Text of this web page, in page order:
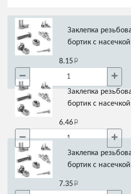
Заклепка
бортик с
8.15
Заклепка
бортик с
6.46
Заклепка
бортик с
7.35